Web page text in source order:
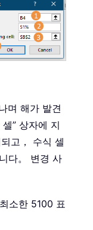
며 해가 발견
” 상자에 지
고， 수식 셀
다。 변경 사
소한 5100 표